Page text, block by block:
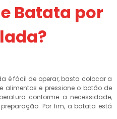
Batata por
é fácil de operar, basta colocar a
alimentos e pressione o botão de
conforme a necessidade,
Por fim, a batata está